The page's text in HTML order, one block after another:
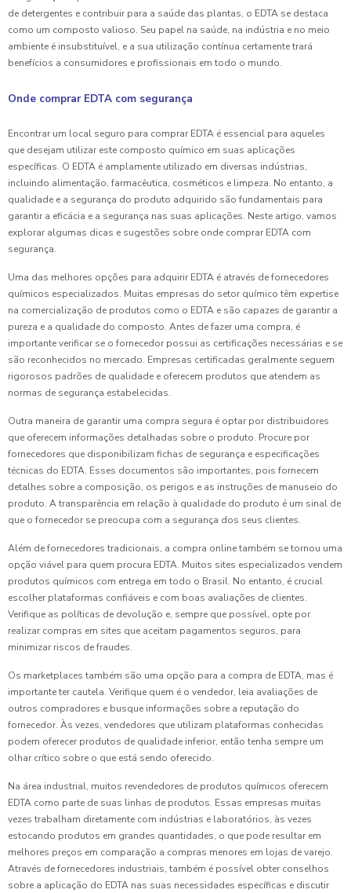
de detergentes e contribuir para a saúde das plantas, o EDTA se destaca
como um composto valioso. Seu papel na saúde, na indústria e no meio
ambiente é insubstituível, e a sua utilização contínua certamente trará
benefícios a consumidores e profissionais em todo o mundo.
Onde comprar EDTA com segurança
Encontrar um local seguro para comprar EDTA é essencial para aqueles
que desejam utilizar este composto químico em suas aplicações
específicas. O EDTA é amplamente utilizado em diversas indústrias,
incluindo alimentação, farmacêutica, cosméticos e limpeza. No entanto, a
qualidade e a segurança do produto adquirido são fundamentais para
garantir a eficácia e a segurança nas suas aplicações. Neste artigo, vamos
explorar algumas dicas e sugestões sobre onde comprar EDTA com
segurança.
Uma das melhores opções para adquirir EDTA é através de fornecedores
químicos especializados. Muitas empresas do setor químico têm expertise
na comercialização de produtos como o EDTA e são capazes de garantir a
pureza e a qualidade do composto. Antes de fazer uma compra, é
importante verificar se o fornecedor possui as certificações necessárias e se
são reconhecidos no mercado. Empresas certificadas geralmente seguem
rigorosos padrões de qualidade e oferecem produtos que atendem as
normas de segurança estabelecidas.
Outra maneira de garantir uma compra segura é optar por distribuidores
que oferecem informações detalhadas sobre o produto. Procure por
fornecedores que disponibilizam fichas de segurança e especificações
técnicas do EDTA. Esses documentos são importantes, pois fornecem
detalhes sobre a composição, os perigos e as instruções de manuseio do
produto. A transparência em relação à qualidade do produto é um sinal de
que o fornecedor se preocupa com a segurança dos seus clientes.
Além de fornecedores tradicionais, a compra online também se tornou uma
opção viável para quem procura EDTA. Muitos sites especializados vendem
produtos químicos com entrega em todo o Brasil. No entanto, é crucial
escolher plataformas confiáveis e com boas avaliações de clientes.
Verifique as políticas de devolução e, sempre que possível, opte por
realizar compras em sites que aceitam pagamentos seguros, para
minimizar riscos de fraudes.
Os marketplaces também são uma opção para a compra de EDTA, mas é
importante ter cautela. Verifique quem é o vendedor, leia avaliações de
outros compradores e busque informações sobre a reputação do
fornecedor. Às vezes, vendedores que utilizam plataformas conhecidas
podem oferecer produtos de qualidade inferior, então tenha sempre um
olhar crítico sobre o que está sendo oferecido.
Na área industrial, muitos revendedores de produtos químicos oferecem
EDTA como parte de suas linhas de produtos. Essas empresas muitas
vezes trabalham diretamente com indústrias e laboratórios, às vezes
estocando produtos em grandes quantidades, o que pode resultar em
melhores preços em comparação a compras menores em lojas de varejo.
Através de fornecedores industriais, também é possível obter conselhos
sobre a aplicação do EDTA nas suas necessidades específicas e discutir